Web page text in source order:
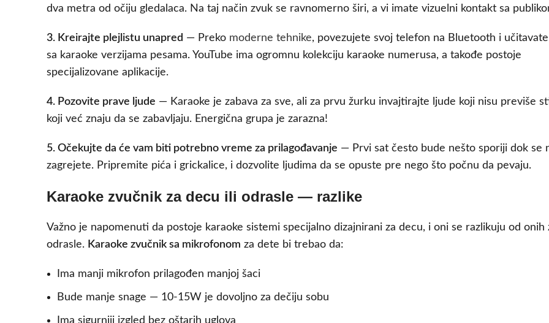
dva metra od očiju gledalaca. Na taj način zvuk se ravnomerno širi, a vi imate vizuelni kontakt sa
3. Kreirajte plejlistu unapred — Preko moderne tehnike, povezujete svoj telefon na Bluetooth i
sa karaoke verzijama pesama. YouTube ima ogromnu kolekciju karaoke numerusa, a takođe postoje
specijalizovane aplikacije.
4. Pozovite prave ljude — Karaoke je zabava za sve, ali za prvu žurku invajtirajte ljude koji nisu previše
koji već znaju da se zabavljaju. Energična grupa je zarazna!
5. Očekujte da će vam biti potrebno vreme za prilagođavanje — Prvi sat često bude nešto sporiji dok se
zagrejete. Pripremite pića i grickalice, i dozvolite ljudima da se opuste pre nego što počnu da pevaju.
Karaoke zvučnik za decu ili odrasle — razlike
Važno je napomenuti da postoje karaoke sistemi specijalno dizajnirani za decu, i oni se razlikuju od onih
odrasle. Karaoke zvučnik sa mikrofonom za dete bi trebao da:
Ima manji mikrofon prilagođen manjoj šaci
Bude manje snage — 10-15W je dovoljno za dečiju sobu
Ima sigurniji izgled bez oštarih uglova